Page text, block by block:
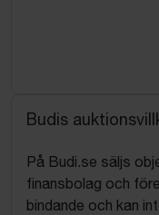
Budis
På Budi.se säljs
finansbolag och
bindande och kan